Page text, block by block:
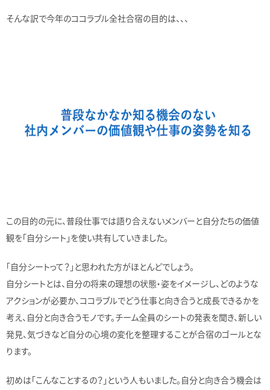
そんな訳で今年のココラブル全社合宿の目的は、、、
この目的の元に、普段仕事では語り合えないメンバーと自分たちの価値
観を「自分シート」を使い共有していきました。
「自分シートって？」と思われた方がほとんどでしょう。
自分シートとは、自分の将来の理想の状態・姿をイメージし、どのような
アクションが必要か、ココラブルでどう仕事と向き合うと成長できるかを
考え、自分と向き合うモノです。チーム全員のシートの発表を聞き、新しい
発見、気づきなど自分の心境の変化を整理することが合宿のゴールとな
ります。
初めは「こんなことするの？」という人もいました。自分と向き合う機会は